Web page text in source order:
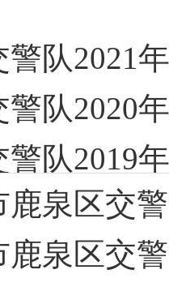
警队2021
警队2020
警队2019
鹿泉区交
鹿泉区交